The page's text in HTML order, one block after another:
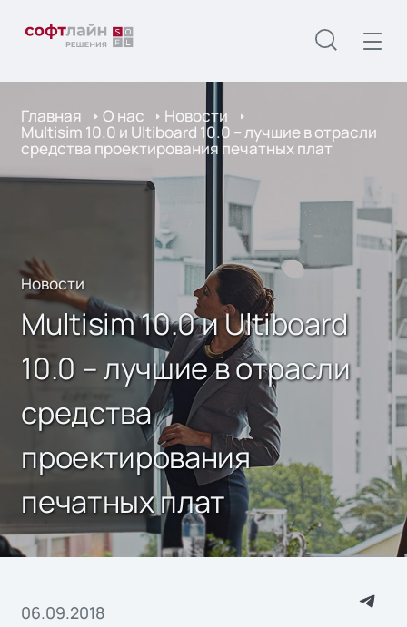
Главная О нас Новости
Multisim 10.0 и Ultiboard 10.0 – лучшие в отрасли
средства проектирования печатных плат
Новости
Multisim 10.0 и Ultiboard
10.0 – лучшие в отрасли
средства
проектирования
печатных плат
06.09.2018